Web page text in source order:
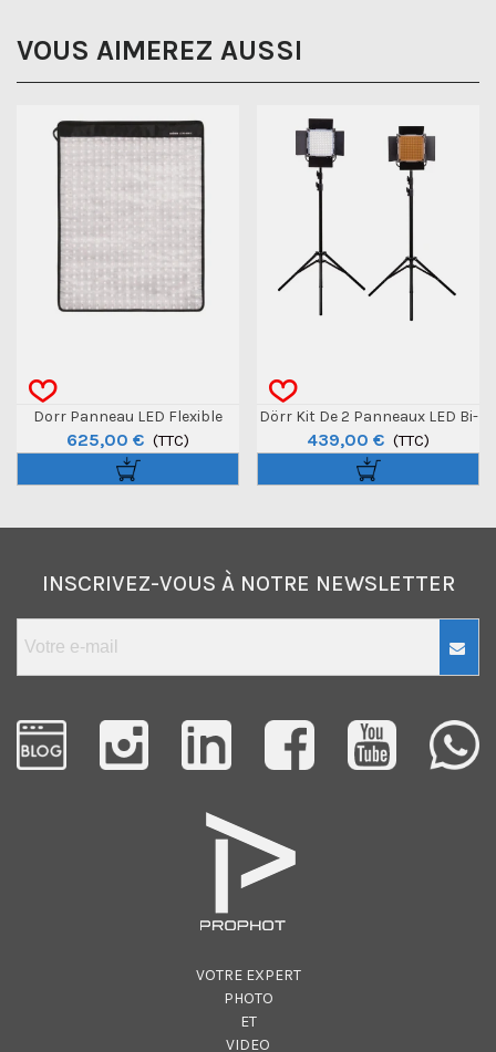
VOUS AIMEREZ AUSSI
Dorr Panneau LED Flexible
Bicolor 45x55
625,00 € (TTC)
Dörr Kit De 2 Panneaux LED Bi-
Color DLP-1000
439,00 € (TTC)
INSCRIVEZ-VOUS À NOTRE NEWSLETTER
VOTRE EXPERT
PHOTO
ET
VIDEO